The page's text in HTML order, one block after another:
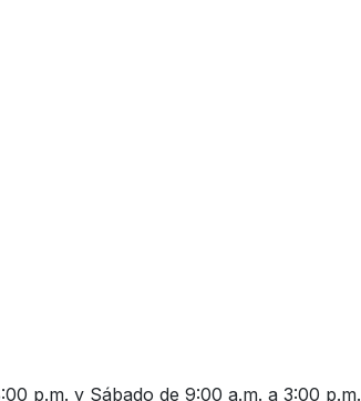
p.m. y Sábado de 9:00 a.m. a 3:00 p.m.